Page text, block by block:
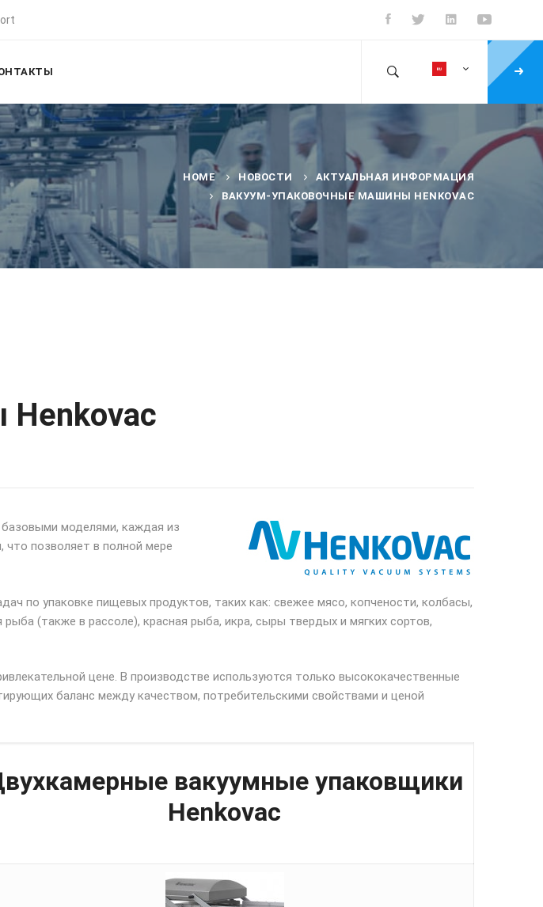
HOME НОВОСТИ
АКТУАЛЬНАЯ ИНФОРМАЦИЯ
ВАКУУМ-УПАКОВОЧНЫЕ МАШИНЫ HENKOVAC
моделями, каждая из
позволяет в полной мере
по упаковке пищевых продуктов, таких как: свежее мясо, копчености, колбасы,
(также в рассоле), красная рыба, икра, сыры твердых и мягких сортов,
цене. В производстве используются только высококачественные
баланс между качеством, потребительскими свойствами и ценой
вакуумные упаковщики
Henkovac